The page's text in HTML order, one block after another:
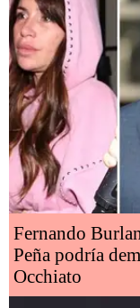
Fernando
Peña podría
Occhiato